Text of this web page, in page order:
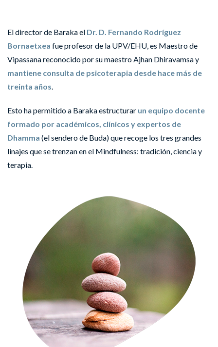
El director de Baraka el Dr. D. Fernando Rodríguez
Bornaetxea fue profesor de la UPV/EHU, es Maestro de
Vipassana reconocido por su maestro Ajhan Dhiravamsa y
mantiene consulta de psicoterapia desde hace más de
treinta años.
Esto ha permitido a Baraka estructurar un equipo docente
formado por académicos, clínicos y expertos de
Dhamma (el sendero de Buda) que recoge los tres grandes
linajes que se trenzan en el Mindfulness: tradición, ciencia y
terapia.